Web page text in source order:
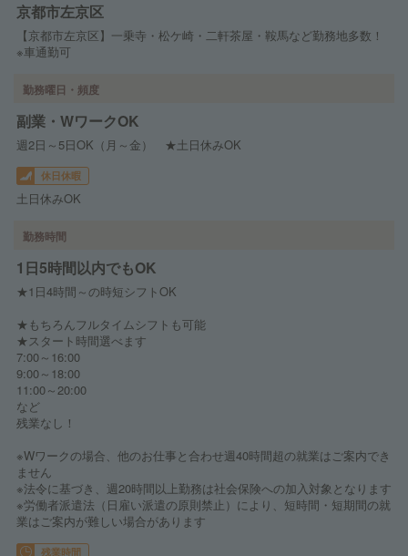
京都市左京区
【京都市左京区】一乗寺・松ケ崎・二軒茶屋・鞍馬など勤務地多数！
※車通勤可
勤務曜日・頻度
副業・WワークOK
週2日～5日OK（月～金） ★土日休みOK
休日休暇
土日休みOK
勤務時間
1日5時間以内でもOK
★1日4時間～の時短シフトOK
★もちろんフルタイムシフトも可能
★スタート時間選べます
7:00～16:00
9:00～18:00
11:00～20:00
など
残業なし！
※Wワークの場合、他のお仕事と合わせ週40時間超の就業はご案内でき
ません
※法令に基づき、週20時間以上勤務は社会保険への加入対象となります
※労働者派遣法（日雇い派遣の原則禁止）により、短時間・短期間の就
業はご案内が難しい場合があります
残業時間